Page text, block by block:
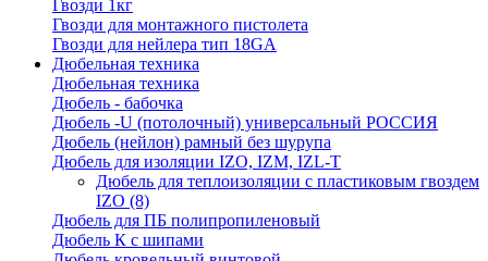
Гвозди 1кг
Гвозди для монтажного пистолета
Гвозди для нейлера тип 18GA
Дюбельная техника
Дюбельная техника
Дюбель - бабочка
Дюбель -U (потолочный) универсальный РОССИЯ
Дюбель (нейлон) рамный без шурупа
Дюбель для изоляции IZO, IZM, IZL-T
Дюбель для теплоизоляции с пластиковым гвоздем
IZO (8)
Дюбель для ПБ полипропиленовый
Дюбель К с шипами